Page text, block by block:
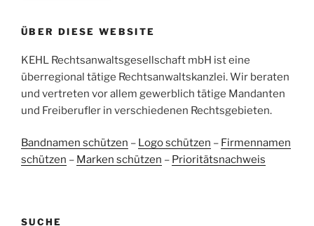
Bewertungen auf
ProvenExpert.com
Bewertungen von
2
anderen Quellen
Blick aufs ProvenExpert-Profil werfen
ÜBER DIESE WEBSITE
KEHL Rechtsanwaltsgesellschaft mbH ist eine
überregional tätige Rechtsanwaltskanzlei. Wir beraten
und vertreten vor allem gewerblich tätige Mandanten
und Freiberufler in verschiedenen Rechtsgebieten.
Bandnamen schützen – Logo schützen – Firmennamen
schützen – Marken schützen – Prioritätsnachweis
SUCHE